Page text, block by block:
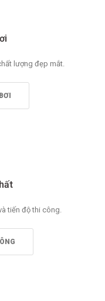
lượng đẹp mắt.
tiến độ thi công.